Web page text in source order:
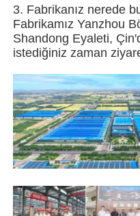
Endüstriyel Çelik
Kamu Çelik Binası
Ticari çelik yapısı
Prefabrik çelik yapı
3. Fabrikanız nerede
Fabrikamız Yanzhou
Shandong Eyaleti,
istediğiniz zaman